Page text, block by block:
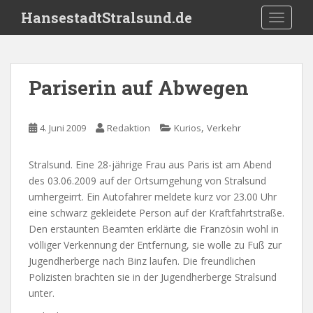
i
HansestadtStralsund.de
Pariserin auf Abwegen
4. Juni 2009 Redaktion Kurios, Verkehr
Stralsund. Eine 28-jährige Frau aus Paris ist am Abend
des 03.06.2009 auf der Ortsumgehung von Stralsund
umhergeirrt. Ein Autofahrer meldete kurz vor 23.00 Uhr
eine schwarz gekleidete Person auf der Kraftfahrtstraße.
Den erstaunten Beamten erklärte die Französin wohl in
völliger Verkennung der Entfernung, sie wolle zu Fuß zur
Jugendherberge nach Binz laufen. Die freundlichen
Polizisten brachten sie in der Jugendherberge Stralsund
unter.